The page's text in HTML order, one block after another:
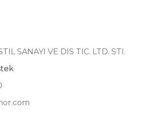
SANAYI VE DIS TIC. LTD. STI.